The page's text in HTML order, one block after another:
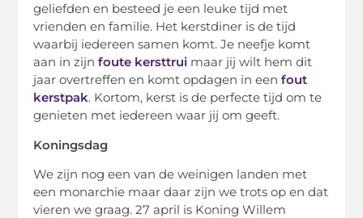
geliefden en besteed je een leuke tijd met
vrienden en familie. Het kerstdiner is de tijd
waarbij iedereen samen komt. Je neefje komt
aan in zijnfoute kersttrui maar jij wilt hem dit
jaar overtreffen en komt opdagen in eenfout
kerstpak. Kortom, kerst is de perfecte tijd om te
genieten met iedereen waar jij om geeft.
Koningsdag
We zijn nog een van de weinigen landen met
een monarchie maar daar zijn we trots op en dat
vieren we graag. 27 april is Koning Willem